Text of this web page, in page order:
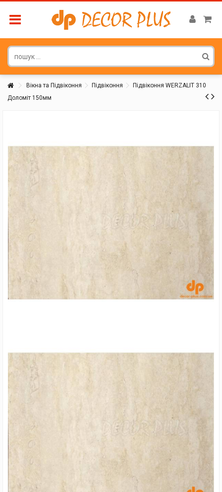
Вікна та Підвіконня Підвіконня
Підвіконня WERZALIT 310
Доломіт 150мм